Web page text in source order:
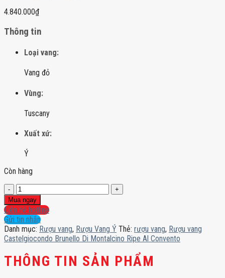
4.840.000₫
Thông tin
Loại vang:
Vang đỏ
Vùng:
Tuscany
Xuất xứ:
Ý
Còn hàng
Rượu
vang
Castelgiocondo
Brunello
Di
Montalcino
Ripe
Al
Convento
Mua ngay
Liên hệ hotline
Gửi tin nhắn
Danh mục: Rượu vang, Rượu Vang Ý Thẻ: rượu vang, Rượu vang
Castelgiocondo Brunello Di Montalcino Ripe Al Convento
THÔNG TIN SẢN PHẨM